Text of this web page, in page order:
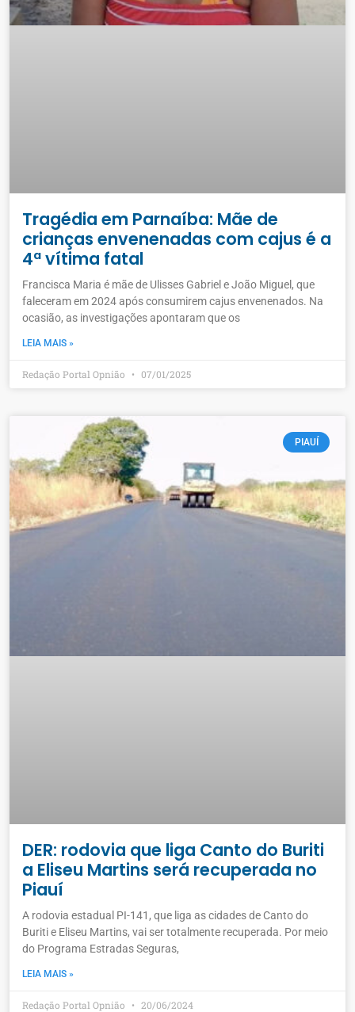
Tragédia em Parnaíba: Mãe de
crianças envenenadas com cajus é a
4ª vítima fatal
Francisca Maria é mãe de Ulisses Gabriel e João Miguel, que
faleceram em 2024 após consumirem cajus envenenados. Na
ocasião, as investigações apontaram que os
LEIA MAIS »
Redação Portal Opnião 07/01/2025
PIAUÍ
DER: rodovia que liga Canto do Buriti
a Eliseu Martins será recuperada no
Piauí
A rodovia estadual PI-141, que liga as cidades de Canto do
Buriti e Eliseu Martins, vai ser totalmente recuperada. Por meio
do Programa Estradas Seguras,
LEIA MAIS »
Redação Portal Opnião 20/06/2024